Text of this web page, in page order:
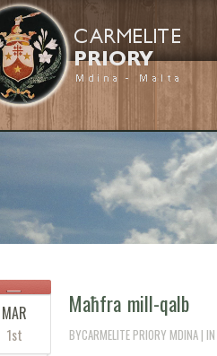
MAR
1st
Maħfra mill-qalb
BYCARMELITE PRIORY MDINA | IN